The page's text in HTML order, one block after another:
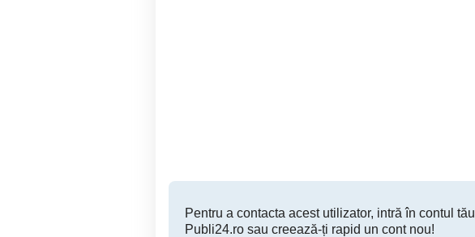
Pentru a contacta acest utilizator, intră în contul tău
Publi24.ro sau creează-ți rapid un cont nou!